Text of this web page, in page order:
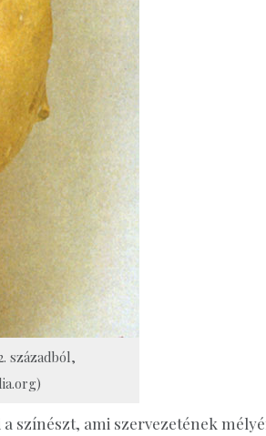
századból,
színészt, ami szervezetének